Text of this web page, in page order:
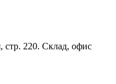
стр. 220. Склад, офис